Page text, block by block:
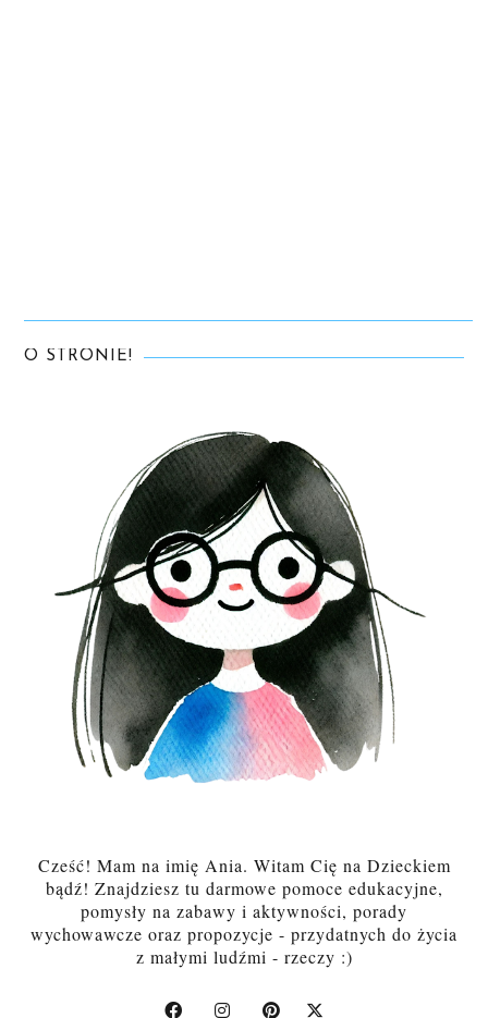
O STRONIE!
Cześć! Mam na imię Ania. Witam Cię na Dzieckiem
bądź! Znajdziesz tu darmowe pomoce edukacyjne,
pomysły na zabawy i aktywności, porady
wychowawcze oraz propozycje - przydatnych do życia
z małymi ludźmi - rzeczy :)